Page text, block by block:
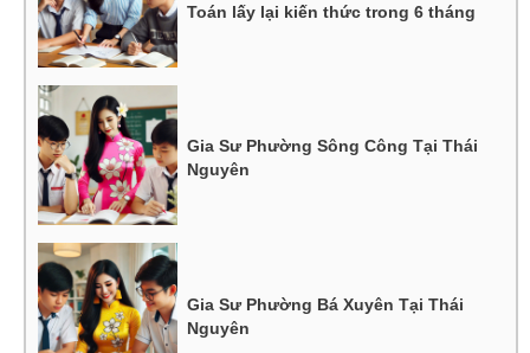
Toán lấy lại kiến thức trong 6 tháng
Gia Sư Phường Sông Công Tại Thái
Nguyên
Gia Sư Phường Bá Xuyên Tại Thái
Nguyên